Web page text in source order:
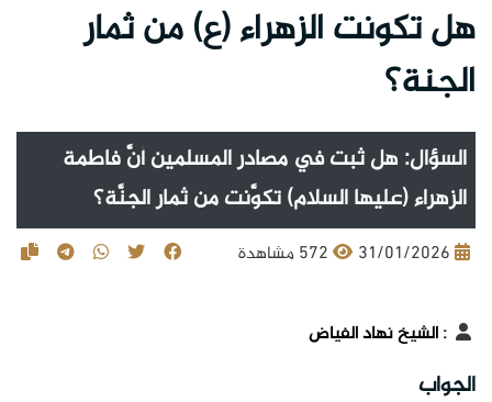
هل تكونت الزهراء (ع) من ثمار
الجنة؟
السؤال: هل ثبت في مصادر المسلمين أنَّ فاطمة
الزهراء (عليها السلام) تكوَّنت من ثمار الجنَّة؟
31/01/2026 572 مشاهدة
:الشيخ نهاد الفياض
الجواب